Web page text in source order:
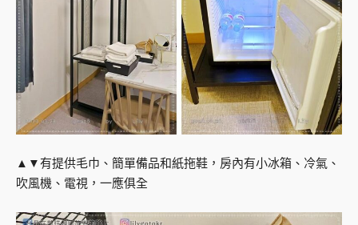
▲▼有提供毛巾、簡單備品和紙拖鞋，房內有小冰箱、冷氣、
吹風機、電視，一應俱全